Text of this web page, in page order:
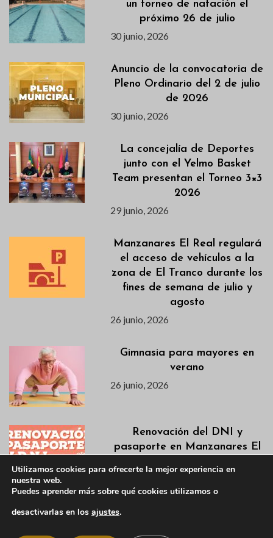
un torneo de natación el
próximo 26 de julio
30 junio, 2026
Anuncio de la convocatoria de
Pleno Ordinario del 2 de julio
de 2026
30 junio, 2026
La concejalía de Deportes
junto con el Yelmo Basket
Team presentan el Torneo 3×3
2026
29 junio, 2026
Manzanares El Real regulará
el acceso de vehículos a la
zona de El Tranco durante los
fines de semana de julio y
agosto
26 junio, 2026
Gimnasia para mayores en
verano
26 junio, 2026
Renovación del DNI y
pasaporte en Manzanares El
Utilizamos cookies para ofrecerte la mejor experiencia en
nuestra web.
Puedes aprender más sobre qué cookies utilizamos o
desactivarlas en los ajustes.